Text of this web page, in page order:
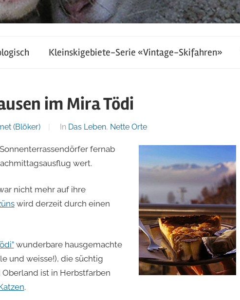
Kleinskigebiete-Serie «Vintage-Skifahren»
im Mira Tödi
(Blöker) In Das Leben, Nette Orte
fernab
wert.
nicht mehr auf ihre
wird derzeit durch einen
wunderbare hausgemachte
und weisse!), die süchtig
Oberland ist in Herbstfarben
.